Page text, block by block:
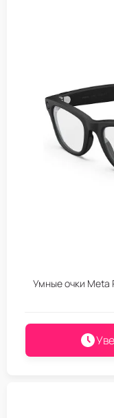
Умные очки Meta